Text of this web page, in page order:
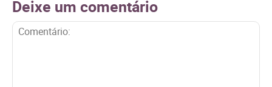
Deixe um comentário